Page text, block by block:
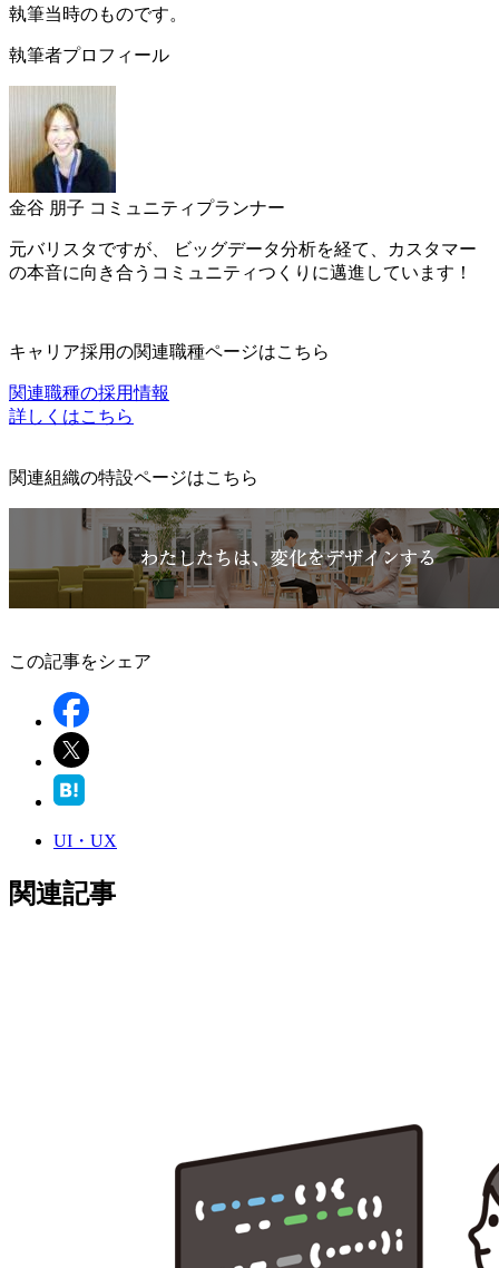
執筆当時のものです。
執筆者プロフィール
金谷 朋子 コミュニティプランナー
元バリスタですが、 ビッグデータ分析を経て、カスタマー
の本音に向き合うコミュニティつくりに邁進しています！
キャリア採用の関連職種ページはこちら
関連職種の採用情報
詳しくはこちら
関連組織の特設ページはこちら
この記事をシェア
UI・UX
関連記事